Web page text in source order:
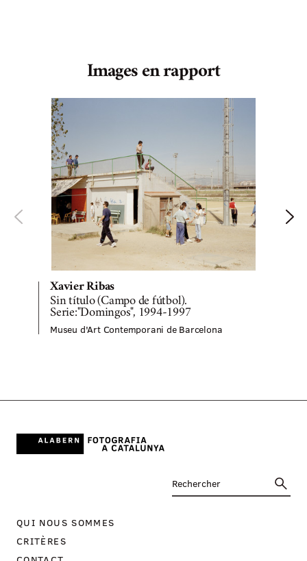
Images en rapport
Xavier Ribas
Sin título (Campo de fútbol).
Serie:"Domingos", 1994-1997
Museu d'Art Contemporani de Barcelona
QUI NOUS SOMMES
CRITÈRES